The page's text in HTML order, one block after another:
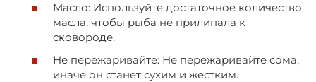
Масло: Используйте достаточное количество
масла, чтобы рыба не прилипала к
сковороде.
Не пережаривайте: Не пережаривайте сома,
иначе он станет сухим и жестким.